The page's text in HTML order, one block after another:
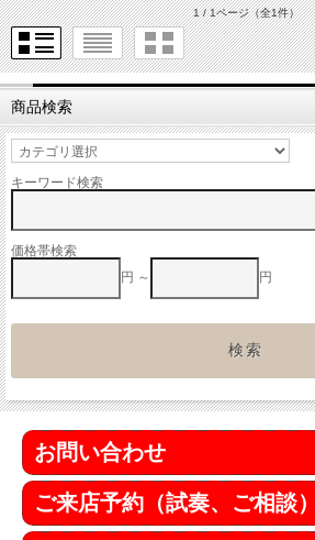
1 / 1ページ（全1件）
商品検索
キーワード検索
価格帯検索
円 ～
円
お問い合わせ
ご来店予約（試奏、ご相談）